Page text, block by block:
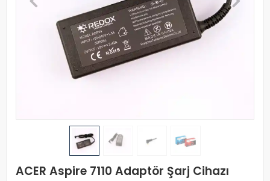
ACER Aspire 7110 Adaptör Şarj Cihazı